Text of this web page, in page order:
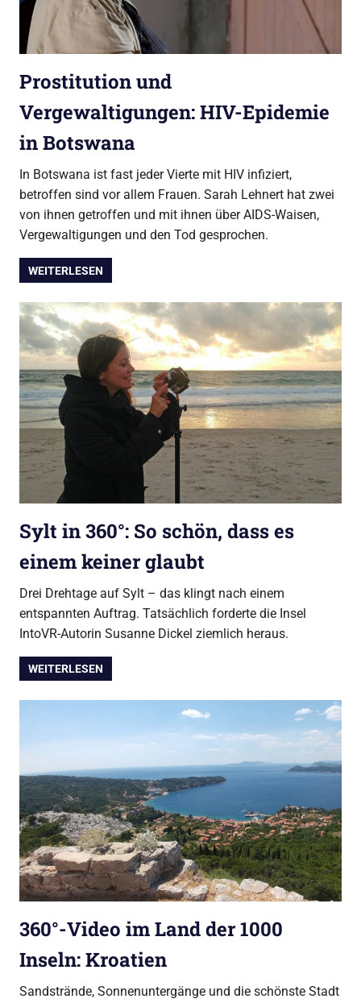
Prostitution und
Vergewaltigungen: HIV-Epidemie
in Botswana
In Botswana ist fast jeder Vierte mit HIV infiziert,
betroffen sind vor allem Frauen. Sarah Lehnert hat zwei
von ihnen getroffen und mit ihnen über AIDS-Waisen,
Vergewaltigungen und den Tod gesprochen.
WEITERLESEN
Sylt in 360°: So schön, dass es
einem keiner glaubt
Drei Drehtage auf Sylt – das klingt nach einem
entspannten Auftrag. Tatsächlich forderte die Insel
IntoVR-Autorin Susanne Dickel ziemlich heraus.
WEITERLESEN
360°-Video im Land der 1000
Inseln: Kroatien
Sandstrände, Sonnenuntergänge und die schönste Stadt